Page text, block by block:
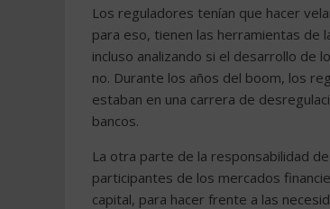
Los reguladores tenían que hacer
para eso, tienen las herramientas de
incluso analizando si el desarrollo de
no. Durante los años del boom, los
estaban en una carrera de
bancos.
La otra parte de la responsabilidad
participantes de los mercados
capital, para hacer frente a las